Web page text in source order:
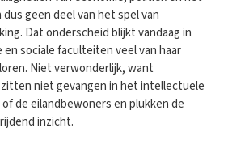
geen deel van het spel van
Dat onderscheid blijkt vandaag in
sociale faculteiten veel van haar
Niet verwonderlijk, want
niet gevangen in het intellectuele
de eilandbewoners en plukken de
inzicht.